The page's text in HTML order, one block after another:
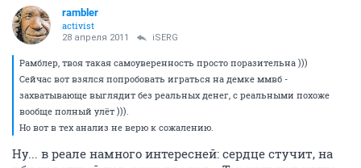
rambler
activist
28 апреля 2011 iSERG
Рамблер, твоя такая самоуверенность просто поразительна )))
Сейчас вот взялся попробовать играться на демке ммвб -
захватывающе выглядит без реальных денег, с реальными похоже
вообще полный улёт ))).
Но вот в тех анализ не верю к сожалению.
Ну... в реале намного интересней: сердце стучит, на